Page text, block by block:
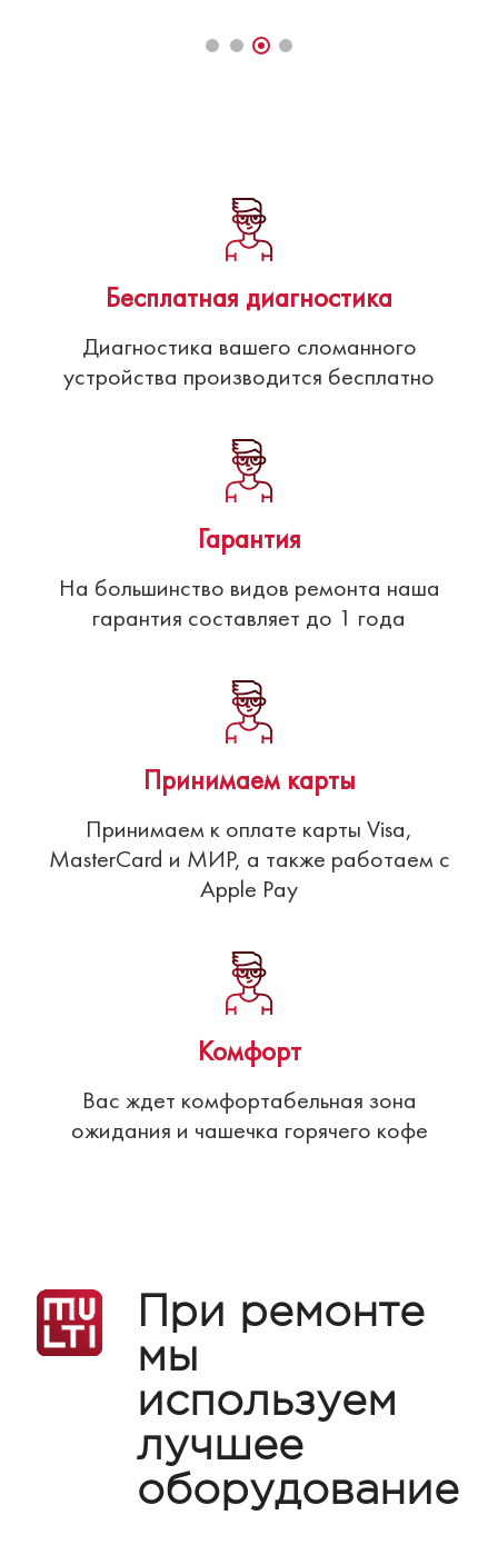
Бесплатная диагностика
Диагностика вашего сломанного
устройства производится бесплатно
Гарантия
На большинство видов ремонта наша
гарантия составляет до 1 года
Принимаем карты
Принимаем к оплате карты Visa,
MasterCard и МИР, а также работаем с
Apple Pay
Комфорт
Вас ждет комфортабельная зона
ожидания и чашечка горячего кофе
При ремонте
мы
используем
лучшее
оборудование